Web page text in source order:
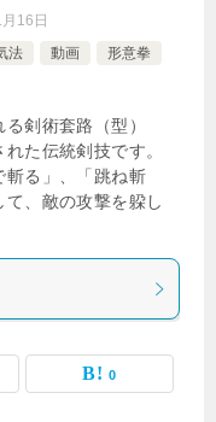
16日
法 動画
形意拳
剣術套路（型）
た伝統剣技です。
斬る」、「跳ね斬
、敵の攻撃を躱し
0